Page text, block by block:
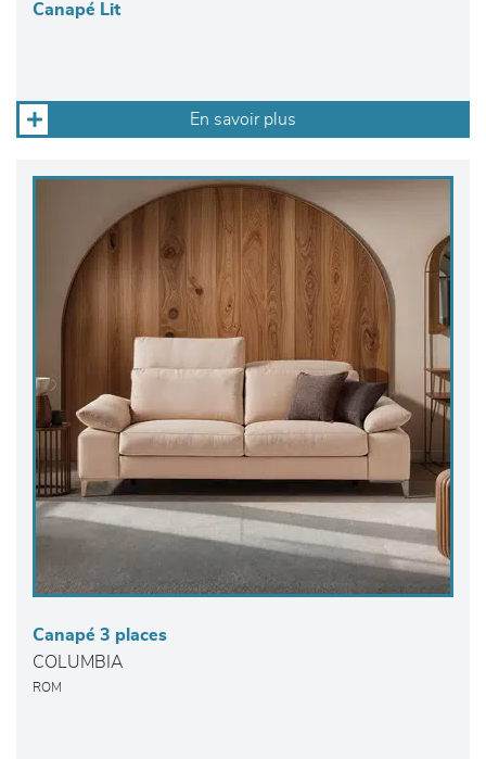
Canapé Lit
En savoir plus
Canapé 3 places
COLUMBIA
ROM